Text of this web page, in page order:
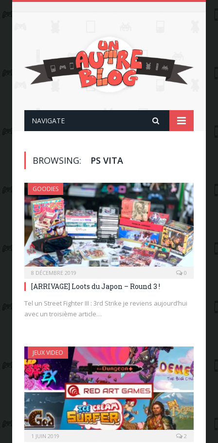
NAVIGATE
BROWSING: PS VITA
GOODIES
8 DÉCEMBRE 2019 0
[ARRIVAGE] Loots du Japon – Round 3 !
Tel un Street Fighter III : 3rd Strike je reviens aujourd’hui
avec un troisième article…
JEUX VIDEO
1 JUIN 2019 2